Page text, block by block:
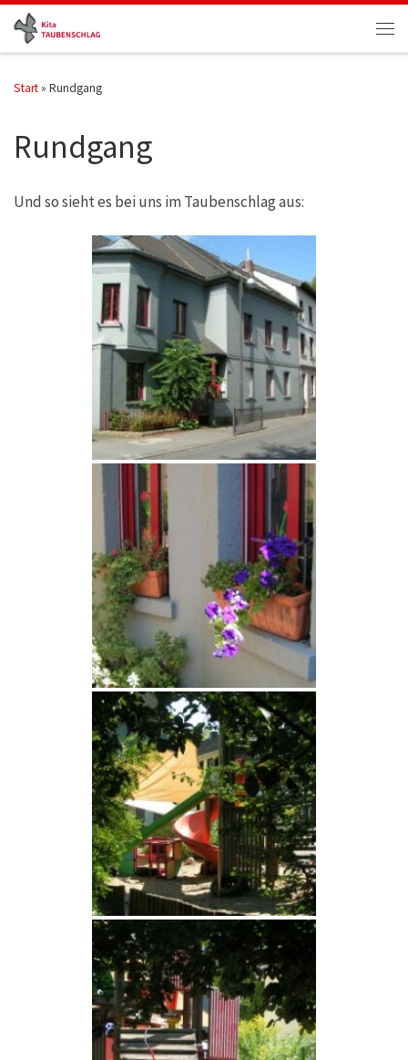
Zum Inhalt springen
Start » Rundgang
Rundgang
Und so sieht es bei uns im Taubenschlag aus: